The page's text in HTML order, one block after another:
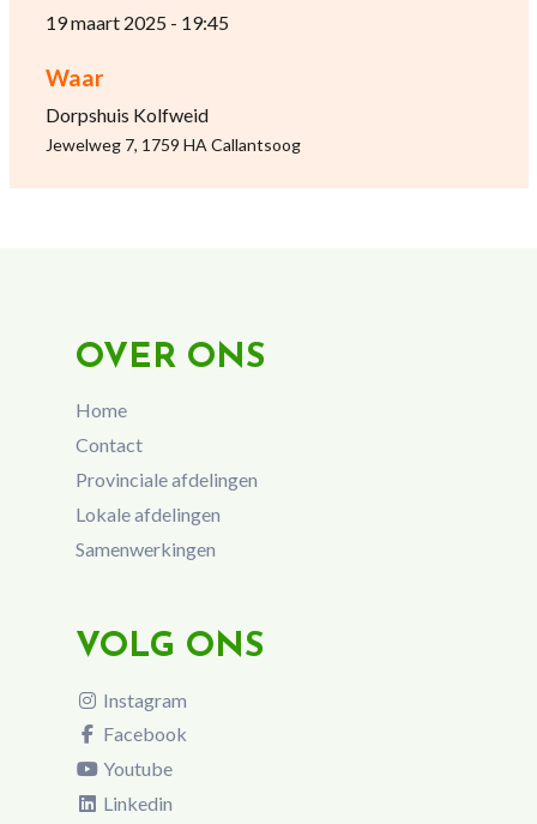
19 maart 2025 - 19:45
Waar
Dorpshuis Kolfweid
Jewelweg 7, 1759 HA Callantsoog
OVER ONS
Home
Contact
Provinciale afdelingen
Lokale afdelingen
Samenwerkingen
VOLG ONS
Instagram
Facebook
Youtube
Linkedin